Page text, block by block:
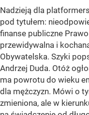
Nadzieją dla
pod tytułem:
finanse publiczne
przewidywalna i
Obywatelska. Szyki
Andrzej Duda. Otóż
ma powrotu do wieku
dla mężczyzn. Mówi o
zmieniona, ale w